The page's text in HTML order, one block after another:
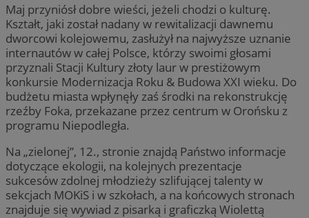
Maj przyniósł dobre wieści, jeżeli chodzi o kulturę.
Kształt, jaki został nadany w rewitalizacji dawnemu
dworcowi kolejowemu, zasłużył na najwyższe uznanie
internautów w całej Polsce, którzy swoimi głosami
przyznali Stacji Kultury złoty laur w prestiżowym
konkursie Modernizacja Roku & Budowa XXI wieku. Do
budżetu miasta wpłynęły zaś środki na rekonstrukcję
rzeźby Foka, przekazane przez centrum w Orońsku z
programu Niepodległa.
Na „zielonej”, 12., stronie znajdą Państwo informacje
dotyczące ekologii, na kolejnych prezentacje
sukcesów zdolnej młodzieży szlifującej talenty w
sekcjach MOKiS i w szkołach, a na końcowych stronach
znajduje się wywiad z pisarką i graficzką Wiolettą